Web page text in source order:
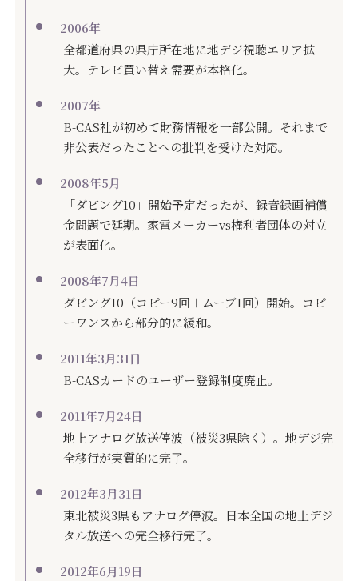
2006年
全都道府県の県庁所在地に地デジ視聴エリア拡
大。テレビ買い替え需要が本格化。
2007年
B-CAS社が初めて財務情報を一部公開。それまで
非公表だったことへの批判を受けた対応。
2008年5月
「ダビング10」開始予定だったが、録音録画補償
金問題で延期。家電メーカーvs権利者団体の対立
が表面化。
2008年7月4日
ダビング10（コピー9回＋ムーブ1回）開始。コピ
ーワンスから部分的に緩和。
2011年3月31日
B-CASカードのユーザー登録制度廃止。
2011年7月24日
地上アナログ放送停波（被災3県除く）。地デジ完
全移行が実質的に完了。
2012年3月31日
東北被災3県もアナログ停波。日本全国の地上デジ
タル放送への完全移行完了。
2012年6月19日